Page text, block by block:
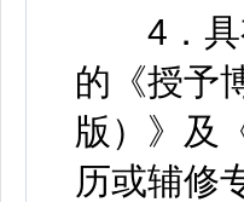
4．具有
的《授予
版）》及
历或辅修